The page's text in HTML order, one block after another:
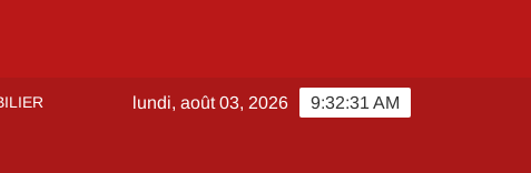
9:32:31 AM
lundi, août 03, 2026